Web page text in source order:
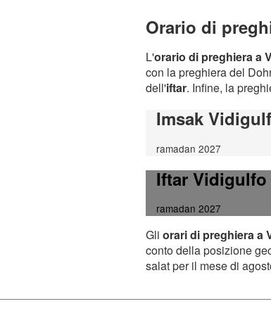
Orario di
L'orario di preghiera a
con la preghiera del
dell'iftar. Infine, la
Imsak
ramadan 2027
Iftar Vidigulfo
ramadan 2027
Gli orari di preghiera a
conto della posizione
salat per il mese di